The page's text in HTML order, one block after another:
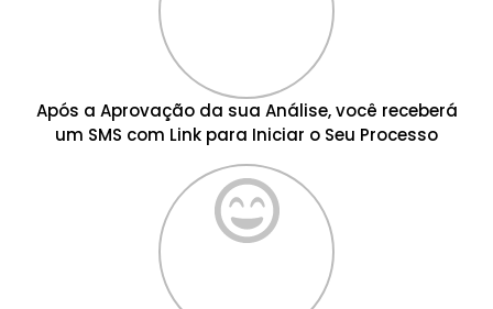
Após a Aprovação da sua Análise, você receberá
um SMS com Link para Iniciar o Seu Processo